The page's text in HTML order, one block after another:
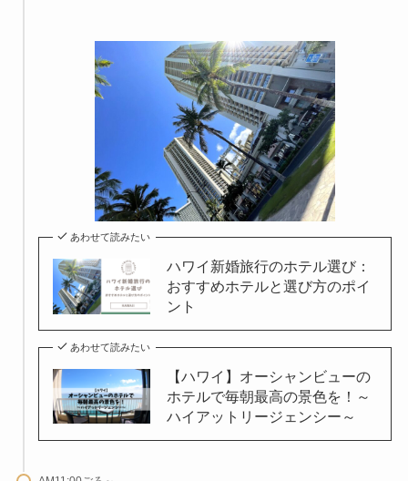
あわせて読みたい
ハワイ新婚旅行のホテル選び：
おすすめホテルと選び方のポイ
ント
あわせて読みたい
【ハワイ】オーシャンビューの
ホテルで毎朝最高の景色を！～
ハイアットリージェンシー～